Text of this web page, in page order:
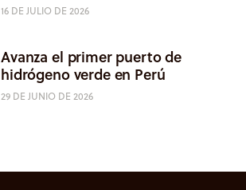
16 DE JULIO DE 2026
Avanza el primer puerto de
hidrógeno verde en Perú
29 DE JUNIO DE 2026